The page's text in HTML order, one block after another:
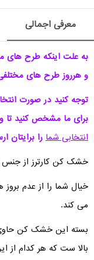
معرفی اجمالی
به علت اینکه طرح
و هرروز طرح های
توجه کنید در صورت
برای ما مشخص کنید تا
انتخابی شما را برایتان
خشک کن کارترز از جنس
خیال شما را از عدم
می کند.
بالا ست که هر کدام از